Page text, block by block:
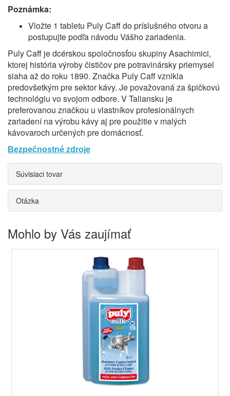
Poznámka:
Vložte 1 tabletu Puly Caff do príslušného otvoru a
postupujte podľa návodu Vášho zariadenia.
Puly Caff je dcérskou spoločnosťou skupiny Asachimici,
ktorej história výroby čističov pre potravinársky priemysel
siaha až do roku 1890. Značka Puly Caff vznikla
predovšetkým pre sektor kávy. Je považovaná za špičkovú
technológiu vo svojom odbore. V Taliansku je
preferovanou značkou u vlastníkov profesionálnych
zariadení na výrobu kávy aj pre použitie v malých
kávovaroch určených pre domácnosť.
Bezpečnostné zdroje
Súvisiaci tovar
Otázka
Mohlo by Vás zaujímať